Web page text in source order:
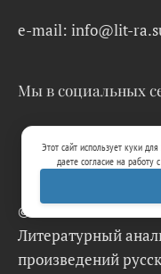
e-mail: info@lit-
Мы в социальных
© 2026 Lit-Ra.su.
Литературный
произведений
Этот сайт использует куки
даете согласие на работу